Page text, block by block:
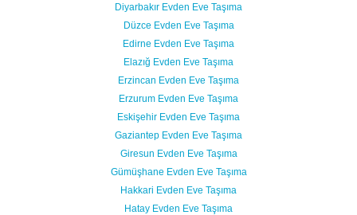
Diyarbakır Evden Eve Taşıma
Düzce Evden Eve Taşıma
Edirne Evden Eve Taşıma
Elazığ Evden Eve Taşıma
Erzincan Evden Eve Taşıma
Erzurum Evden Eve Taşıma
Eskişehir Evden Eve Taşıma
Gaziantep Evden Eve Taşıma
Giresun Evden Eve Taşıma
Gümüşhane Evden Eve Taşıma
Hakkari Evden Eve Taşıma
Hatay Evden Eve Taşıma